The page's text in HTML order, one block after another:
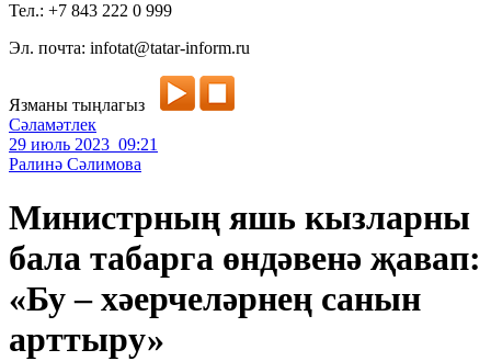
Тел.: +7 843 222 0 999
Эл. почта: infotat@tatar-inform.ru
Язманы тыңлагыз
Сәламәтлек
29 июль 2023 09:21
Ралинә Сәлимова
Министрның яшь кызларны
бала табарга өндәвенә җавап:
«Бу – хәерчеләрнең санын
арттыру»